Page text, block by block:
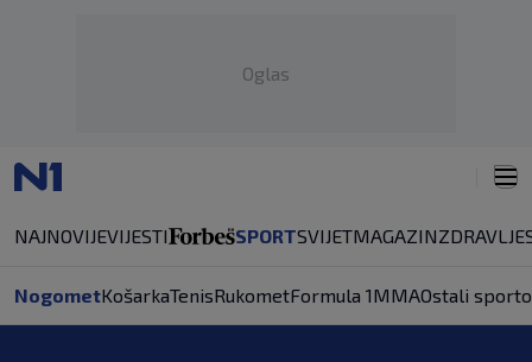
Oglas
NAJNOVIJEVIJESTI SPORTSVIJETMAGAZINZDRAVLJE
NogometKošarkaTenisRukometFormula 1MMAOstali